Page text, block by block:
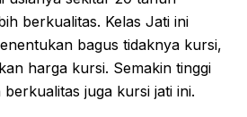
berkualitas. Kelas Jati ini
bagus tidaknya kursi,
harga kursi. Semakin tinggi
juga kursi jati ini.